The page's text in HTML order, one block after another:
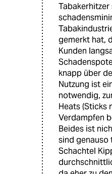
Tabakerhitzer
gemerkt hat,
Kunden
knapp über
Nutzung ist
notwendig,
Heats (Sticks
Verdampfen
Beides ist
sind genauso
Schachtel